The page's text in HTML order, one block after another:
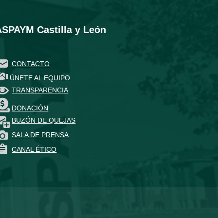
Castilla y León
CONTACTO
ÚNETE AL EQUIPO
TRANSPARENCIA
DONACIÓN
BUZÓN DE QUEJAS
SALA DE PRENSA
CANAL ÉTICO